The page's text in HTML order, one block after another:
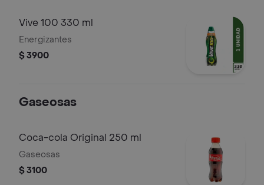
Vive 100 330 ml
Energizantes
$ 3900
Gaseosas
Coca-cola Original 250 ml
Gaseosas
$ 3100